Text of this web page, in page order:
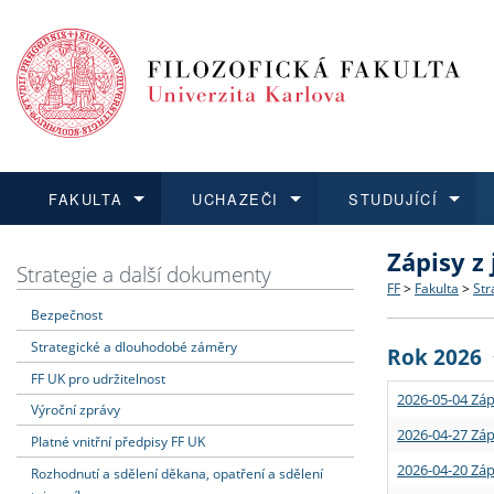
FAKULTA
Dozvědět se více
Struktura
Strategie
Podpora
UCHAZEČI
Podat přihlášku
Co
Učitelské
STUDUJÍCÍ
Dozvědět se více
Rigorózní
Dozvědět se více
O vědě a
Granty a
Dozvědět se více
Aktuální
Strategie a další dokumenty
Bezpečnost
Strategické a dlouhodobé záměry
FF UK pro udržitelnost
Výroční zprávy
Platné vnitřní předpisy FF UK
Rozhodnutí a sdělení děkana, opatření a sdělení
Zápisy
FF > Fakulta >
Rok 2026
2026-05-04
2026-04-27
2026-04-20